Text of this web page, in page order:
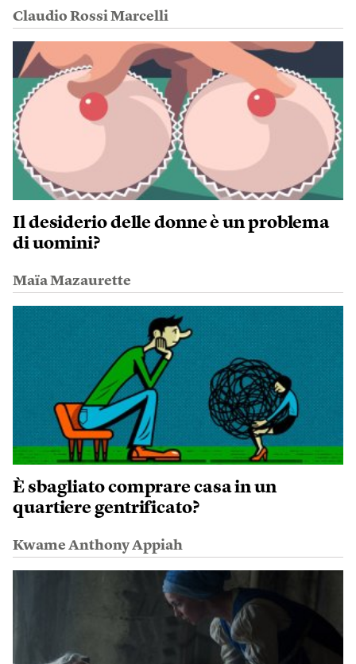
Claudio Rossi Marcelli
Il desiderio delle donne è un problema
di uomini?
Maïa Mazaurette
È sbagliato comprare casa in un
quartiere gentrificato?
Kwame Anthony Appiah